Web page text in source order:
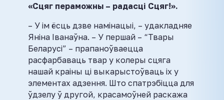
«Сцяг пераможны – радасці Сцяг!».
– У ім ёсць дзве намінацыі, – удакладняе
Яніна Іванаўна. – У першай – “Твары
Беларусі” – прапаноўваецца
расфарбаваць твар у колеры сцяга
нашай краіны ці выкарыстоўваць іх у
элементах адзення. Што спатрэбіцца для
ўдзелу ў другой, красамоўней раскажа